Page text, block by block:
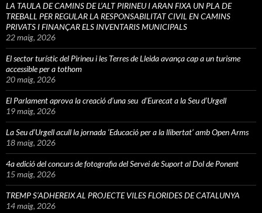
LA TAULA DE CAMINS DE L’ALT PIRINEU I ARAN FIXA UN PLA DE
TREBALL PER REGULAR LA RESPONSABILITAT CIVIL EN CAMINS
PRIVATS I FINANÇAR ELS INVENTARIS MUNICIPALS
22 maig, 2026
El sector turístic del Pirineu i les Terres de Lleida avança cap a un turisme
accessible per a tothom
20 maig, 2026
El Parlament aprova la creació d’una seu d’Eurecat a la Seu d’Urgell
19 maig, 2026
La Seu d’Urgell acull la jornada ‘Educació per a la llibertat’ amb Open Arms
18 maig, 2026
4a edició del concurs de fotografia del Servei de Suport al Dol de Ponent
15 maig, 2026
TREMP S’ADHEREIX AL PROJECTE VILES FLORIDES DE CATALUNYA
14 maig, 2026